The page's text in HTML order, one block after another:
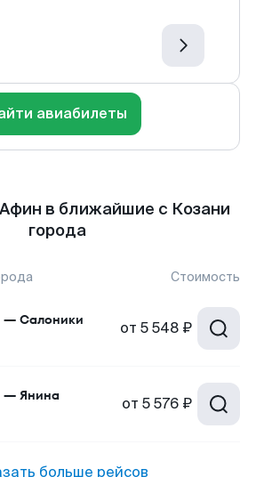
авиабилеты
в ближайшие с Козани
города
Стоимость
— Салоники от 5 548 ₽
— Янина от 5 576 ₽
больше рейсов